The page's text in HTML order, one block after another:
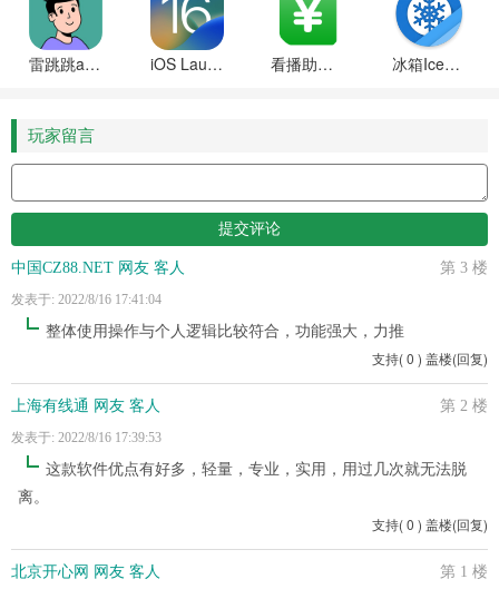
雷跳跳app下载安装 iOS Launcher官方正版下载 看播助手2025最新版下载 冰箱IceBox免费解锁高级版
玩家留言
第 3 楼
中国CZ88.NET 网友 客人
发表于: 2022/8/16 17:41:04
整体使用操作与个人逻辑比较符合，功能强大，力推
支持(0 ) 盖楼(回复)
第 2 楼
上海有线通 网友 客人
发表于: 2022/8/16 17:39:53
这款软件优点有好多，轻量，专业，实用，用过几次就无法脱
离。
支持(0 ) 盖楼(回复)
第 1 楼
北京开心网 网友 客人